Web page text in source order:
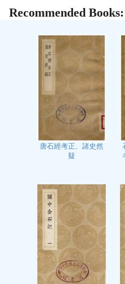
Recommended Books:
唐石經考正、諸史然
疑